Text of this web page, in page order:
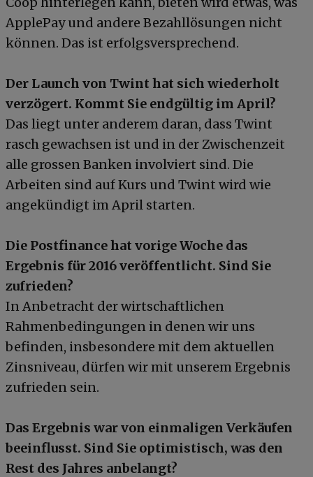
ApplePay und andere Bezahllösungen nicht
können. Das ist erfolgsversprechend.
Der Launch von Twint hat sich wiederholt
verzögert. Kommt Sie endgültig im April?
Das liegt unter anderem daran, dass Twint
rasch gewachsen ist und in der Zwischenzeit
alle grossen Banken involviert sind. Die
Arbeiten sind auf Kurs und Twint wird wie
angekündigt im April starten.
Die Postfinance hat vorige Woche das
Ergebnis für 2016 veröffentlicht. Sind Sie
zufrieden?
In Anbetracht der wirtschaftlichen
Rahmenbedingungen in denen wir uns
befinden, insbesondere mit dem aktuellen
Zinsniveau, dürfen wir mit unserem Ergebnis
zufrieden sein.
Das Ergebnis war von einmaligen Verkäufen
beeinflusst. Sind Sie optimistisch, was den
Rest des Jahres anbelangt?